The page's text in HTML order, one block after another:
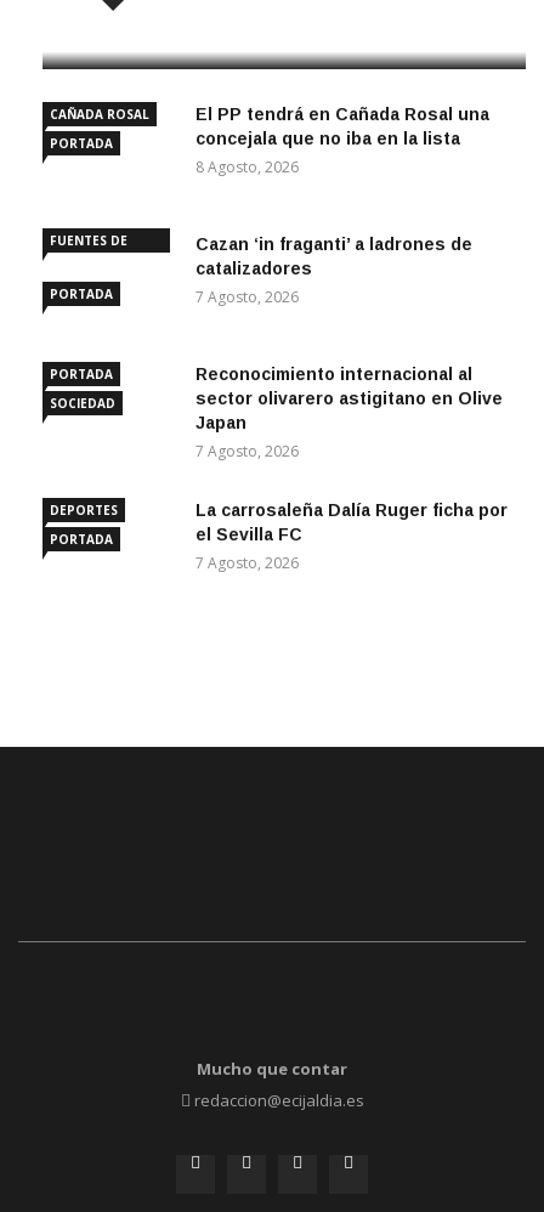
CAÑADA ROSAL
PORTADA
El PP tendrá en Cañada Rosal una
concejala que no iba en la lista
8 Agosto, 2026
FUENTES DE
PORTADA
Cazan ‘in fraganti’ a ladrones de
catalizadores
7 Agosto, 2026
PORTADA
SOCIEDAD
Reconocimiento internacional al
sector olivarero astigitano en Olive
Japan
7 Agosto, 2026
DEPORTES
PORTADA
La carrosaleña Dalía Ruger ficha por
el Sevilla FC
7 Agosto, 2026
Mucho que contar
redaccion@ecijaldia.es